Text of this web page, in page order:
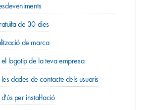
de 30 dies
de marca
logotip de la teva empresa
les dades de contacte dels usuaris
per instal·lació